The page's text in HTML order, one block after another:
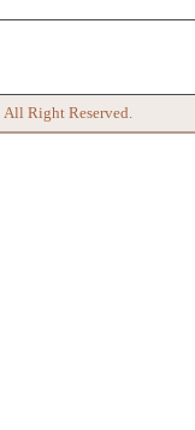
All Right Reserved.